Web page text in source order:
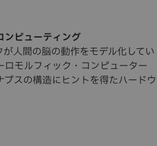
ンピューティング
人間の脳の動作をモデル化してい
ロモルフィック・コンピューター
スの構造にヒントを得たハードウ